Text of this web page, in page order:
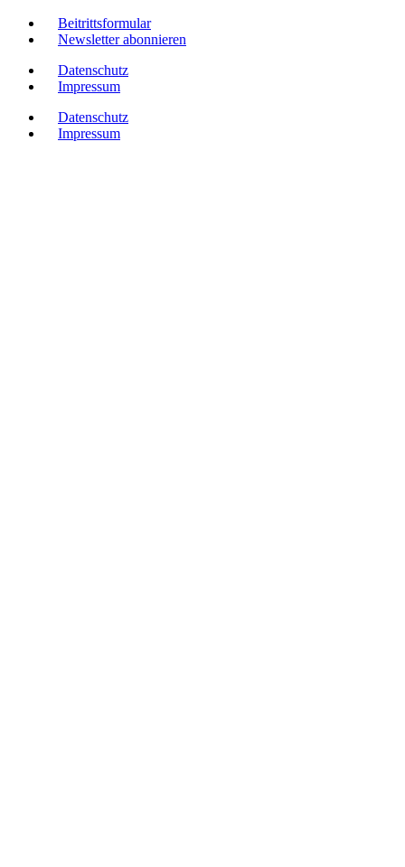
Beitrittsformular
Newsletter abonnieren
Datenschutz
Impressum
Datenschutz
Impressum